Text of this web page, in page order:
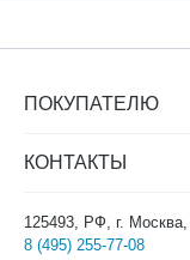
ПОКУПАТЕЛЮ
КОНТАКТЫ
125493, РФ, г.
8 (495) 255-77-08